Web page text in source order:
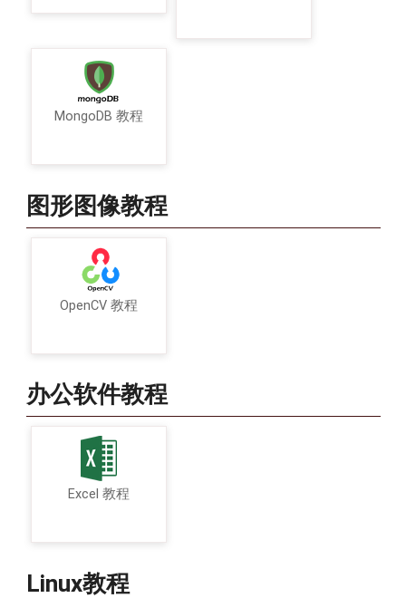
MongoDB 教程
图形图像教程
OpenCV 教程
办公软件教程
Excel 教程
Linux教程